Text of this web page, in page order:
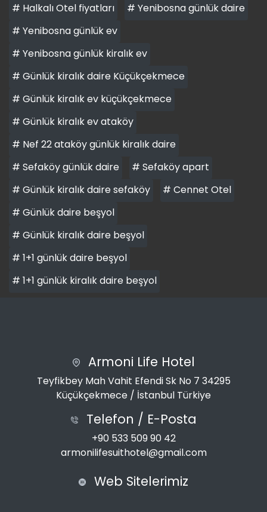
# Halkalı Otel fiyatları
# Yenibosna günlük daire
# Yenibosna günlük ev
# Yenibosna günlük kiralık ev
# Günlük kiralık daire Küçükçekmece
# Günlük kiralık ev küçükçekmece
# Günlük kiralık ev ataköy
# Nef 22 ataköy günlük kiralık daire
# Sefaköy günlük daire
# Sefaköy apart
# Günlük kiralık daire sefaköy
# Cennet Otel
# Günlük daire beşyol
# Günlük kiralık daire beşyol
# 1+1 günlük daire beşyol
# 1+1 günlük kiralık daire beşyol
Armoni Life Hotel
Teyfikbey Mah Vahit Efendi Sk No 7 34295
Küçükçekmece / İstanbul Türkiye
Telefon / E-Posta
+90 533 509 90 42
armonilifesuithotel@gmail.com
Web Sitelerimiz